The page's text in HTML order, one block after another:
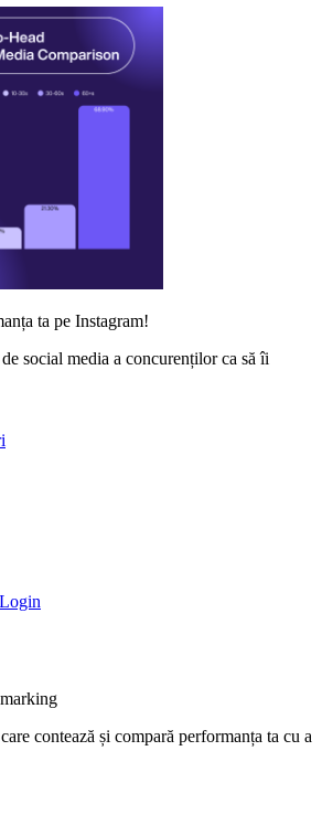
ta pe Instagram!
social media a concurenților ca să îi
Login
contează și compară performanța ta cu a